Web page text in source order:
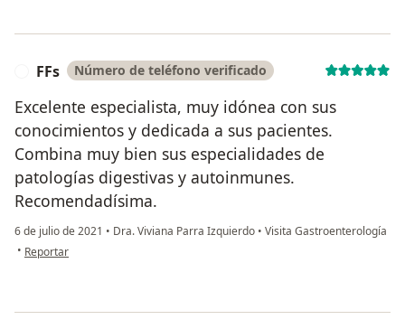
FFs Número de teléfono verificado
Excelente especialista, muy idónea con sus
conocimientos y dedicada a sus pacientes.
Combina muy bien sus especialidades de
patologías digestivas y autoinmunes.
Recomendadísima.
6 de julio de 2021 • Dra. Viviana Parra Izquierdo • Visita Gastroenterología
• en opinión del usuario FFs
Reportar